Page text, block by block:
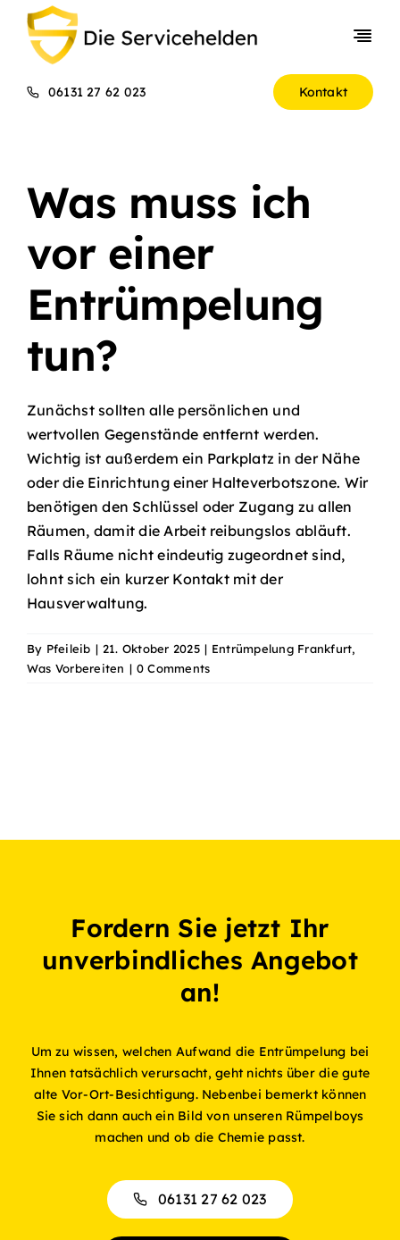
Skip
content
Entrümpelungen
Preise
06131 27 62 023 Kontakt
Was muss ich
vor einer
Entrümpelung
tun?
Zunächst sollten alle persönlichen und
wertvollen Gegenstände entfernt werden.
Wichtig ist außerdem ein Parkplatz in der Nähe
oder die Einrichtung einer Halteverbotszone. Wir
benötigen den Schlüssel oder Zugang zu allen
Räumen, damit die Arbeit reibungslos abläuft.
Falls Räume nicht eindeutig zugeordnet sind,
lohnt sich ein kurzer Kontakt mit der
Hausverwaltung.
By Pfeileib | 21. Oktober 2025 | Entrümpelung Frankfurt,
Was Vorbereiten | 0 Comments
Fordern Sie jetzt Ihr
unverbindliches Angebot
an!
Um zu wissen, welchen Aufwand die Entrümpelung bei
Ihnen tatsächlich verursacht, geht nichts über die gute
alte Vor-Ort-Besichtigung. Nebenbei bemerkt können
Sie sich dann auch ein Bild von unseren Rümpelboys
machen und ob die Chemie passt.
06131 27 62 023